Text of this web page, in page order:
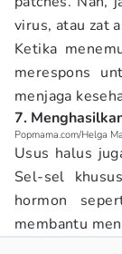
virus, atau zat
Ketika
merespons
menjaga
7.
Popmama.com/Helga
Usus halus
Sel-sel
hormon
membantu